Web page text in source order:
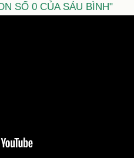
SỐ 0 CỦA SÁU BÌNH"